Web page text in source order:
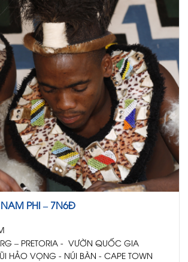
PHI – 7N6Đ
– PRETORIA - VƯỜN QUỐC GIA
HẢO VỌNG - NÚI BÀN - CAPE TOWN